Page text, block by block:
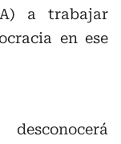
a trabajar
en ese
desconocerá